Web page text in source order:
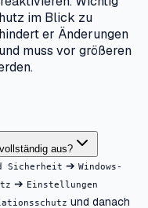
im Blick zu
er Änderungen
muss vor größeren
aus?
Sicherheit ➔ Windows-
➔ Einstellungen
und danach